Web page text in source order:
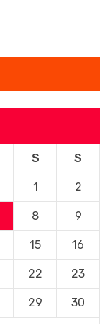
S S
1 2
8 9
15 16
22 23
29 30